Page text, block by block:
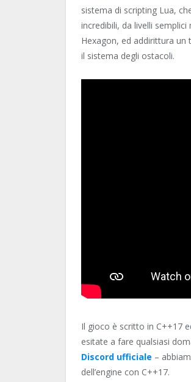
sistema di scripting Lua,
incredibili, da livelli
Hexagon, ed addirittura un
il sistema degli ostacoli.
Il gioco è scritto in C++17
esitate a fare qualsiasi
Discord ufficiale –
dell’engine con C++17.